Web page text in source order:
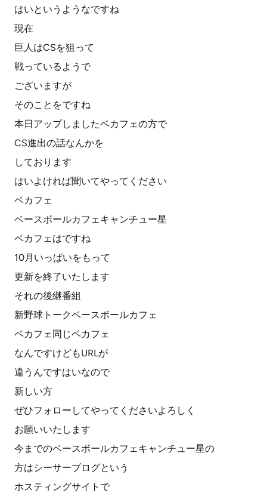
はいというようなですね
現在
巨人はCSを狙って
戦っているようで
ございますが
そのことをですね
本日アップしましたベカフェの方で
CS進出の話なんかを
しております
はいよければ聞いてやってください
ベカフェ
ベースボールカフェキャンチュー星
ベカフェはですね
10月いっぱいをもって
更新を終了いたします
それの後継番組
新野球トークベースボールカフェ
ベカフェ同じベカフェ
なんですけどもURLが
違うんですはいなので
新しい方
ぜひフォローしてやってくださいよろしく
お願いいたします
今までのベースボールカフェキャンチュー星の
方はシーサーブログという
ホスティングサイトで